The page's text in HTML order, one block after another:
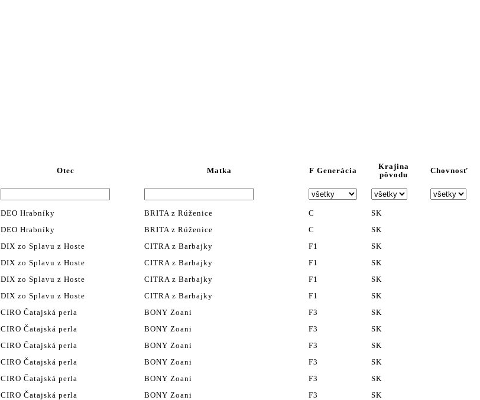
Otec Matka F Generácia
Krajina
pôvodu
Chovnosť
DEO Hrabníky BRITA z Rúženice C
SK
DEO Hrabníky BRITA z Rúženice C
SK
DIX zo Splavu z Hoste CITRA z Barbajky F1
SK
DIX zo Splavu z Hoste CITRA z Barbajky F1
SK
DIX zo Splavu z Hoste CITRA z Barbajky F1
SK
DIX zo Splavu z Hoste CITRA z Barbajky F1
SK
CIRO Čatajská perla BONY Zoani F3
SK
CIRO Čatajská perla BONY Zoani F3
SK
CIRO Čatajská perla BONY Zoani F3
SK
CIRO Čatajská perla BONY Zoani F3
SK
CIRO Čatajská perla BONY Zoani F3
SK
CIRO Čatajská perla BONY Zoani F3
SK